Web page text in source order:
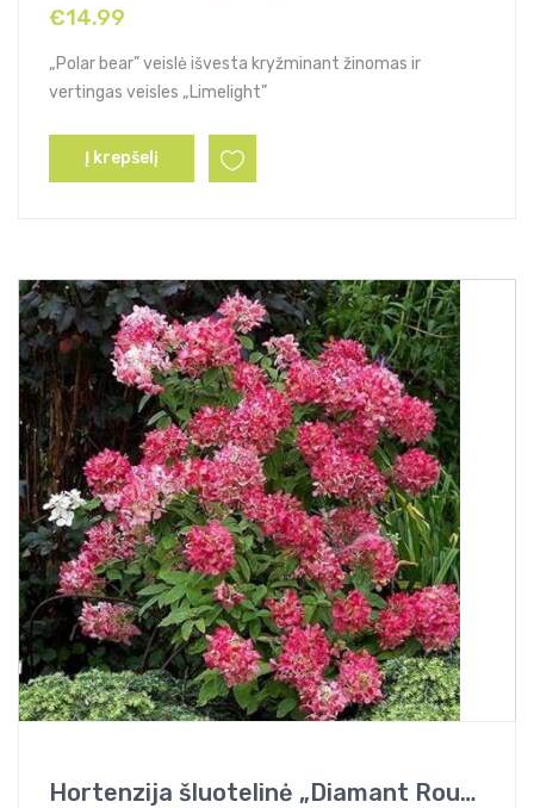
€14.99
„Polar bear” veislė išvesta kryžminant žinomas ir
vertingas veisles „Limelight”
Į krepšelį
Hortenzija šluotelinė „Diamant Rouge”